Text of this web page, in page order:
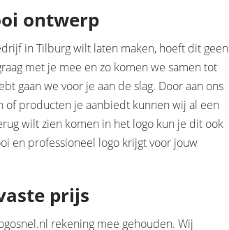
ontwerp
in Tilburg wilt laten maken, hoeft dit geen
met je mee en zo komen we samen tot
gaan we voor je aan de slag. Door aan ons
producten je aanbiedt kunnen wij al een
wilt zien komen in het logo kun je dit ook
en professioneel logo krijgt voor jouw
prijs
rekening mee gehouden. Wij